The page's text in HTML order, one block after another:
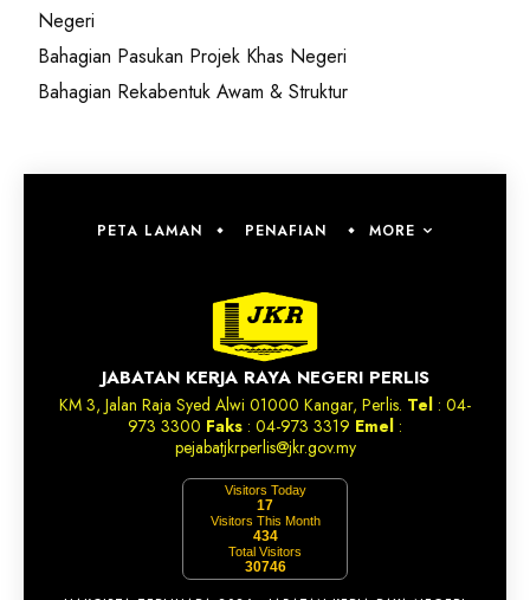
Negeri
Bahagian Pasukan Projek Khas Negeri
Bahagian Rekabentuk Awam & Struktur
PETA LAMAN PENAFIAN MORE
JABATAN KERJA RAYA NEGERI PERLIS
KM 3, Jalan Raja Syed Alwi 01000 Kangar, Perlis. Tel : 04-
973 3300 Faks : 04-973 3319 Emel :
pejabatjkrperlis@jkr.gov.my
Visitors Today
17
Visitors This Month
434
Total Visitors
30746